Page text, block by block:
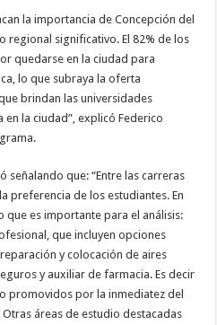
la importancia de Concepción del
regional significativo. El 82% de los
quedarse en la ciudad para
lo que subraya la oferta
brindan las universidades
la ciudad”, explicó Federico
señalando que: “Entre las carreras
preferencia de los estudiantes. En
que es importante para el análisis:
que incluyen opciones
y colocación de aires
y auxiliar de farmacia. Es decir
promovidos por la inmediatez del
áreas de estudio destacadas